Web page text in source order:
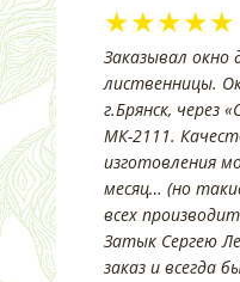
★★★★★
Заказывал окно
лиственницы.
г.Брянск, через
МК-2111.
изготовления
месяц… (но
всех
Затык Сергею
заказ и всегда